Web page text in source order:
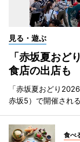
見る・遊ぶ
「赤坂夏お
食店の出店も
「赤坂夏おどり
赤坂5）で開催される
食べ